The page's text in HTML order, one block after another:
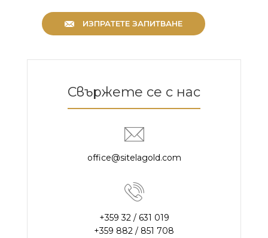
ИЗПРАТЕТЕ ЗАПИТВАНЕ
Свържете се с нас
office@sitelagold.com
+359 32 / 631 019
+359 882 / 851 708